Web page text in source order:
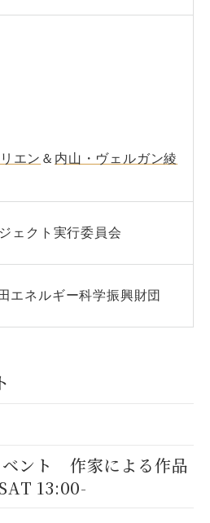
エン ＆ 内山・ヴェルガン綾
ェクト実行委員会
エネルギー科学振興財団
ベント 作家による作品
13:00-